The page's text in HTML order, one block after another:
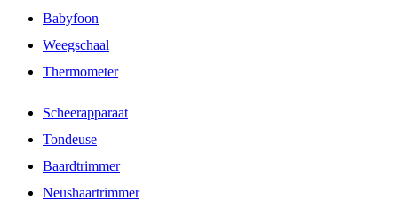
Babyfoon
Weegschaal
Thermometer
Scheerapparaat
Tondeuse
Baardtrimmer
Neushaartrimmer